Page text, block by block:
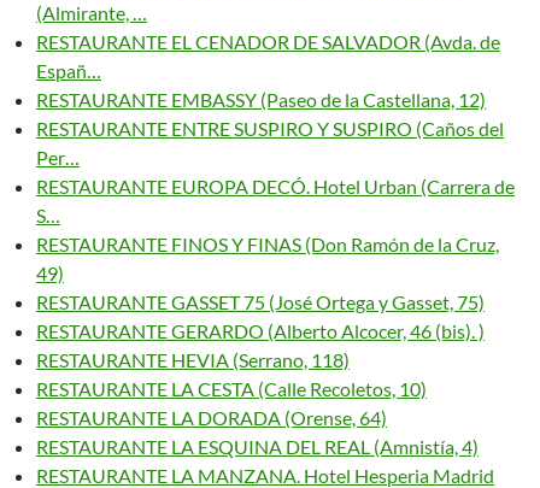
(Almirante, …
RESTAURANTE EL CENADOR DE SALVADOR (Avda. de
Españ…
RESTAURANTE EMBASSY (Paseo de la Castellana, 12)
RESTAURANTE ENTRE SUSPIRO Y SUSPIRO (Caños del
Per…
RESTAURANTE EUROPA DECÓ. Hotel Urban (Carrera de
S…
RESTAURANTE FINOS Y FINAS (Don Ramón de la Cruz,
49)
RESTAURANTE GASSET 75 (José Ortega y Gasset, 75)
RESTAURANTE GERARDO (Alberto Alcocer, 46 (bis). )
RESTAURANTE HEVIA (Serrano, 118)
RESTAURANTE LA CESTA (Calle Recoletos, 10)
RESTAURANTE LA DORADA (Orense, 64)
RESTAURANTE LA ESQUINA DEL REAL (Amnistía, 4)
RESTAURANTE LA MANZANA. Hotel Hesperia Madrid